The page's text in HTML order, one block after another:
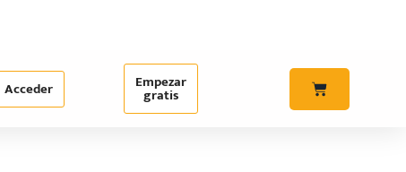
Acceder Empezar
gratis